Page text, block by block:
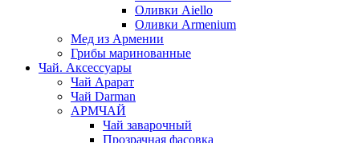
Оливки Aiello
Оливки Armenium
Мед из Армении
Грибы маринованные
Чай. Аксессуары
Чай Арарат
Чай Darman
АРМЧАЙ
Чай заварочный
Прозрачная фасовка